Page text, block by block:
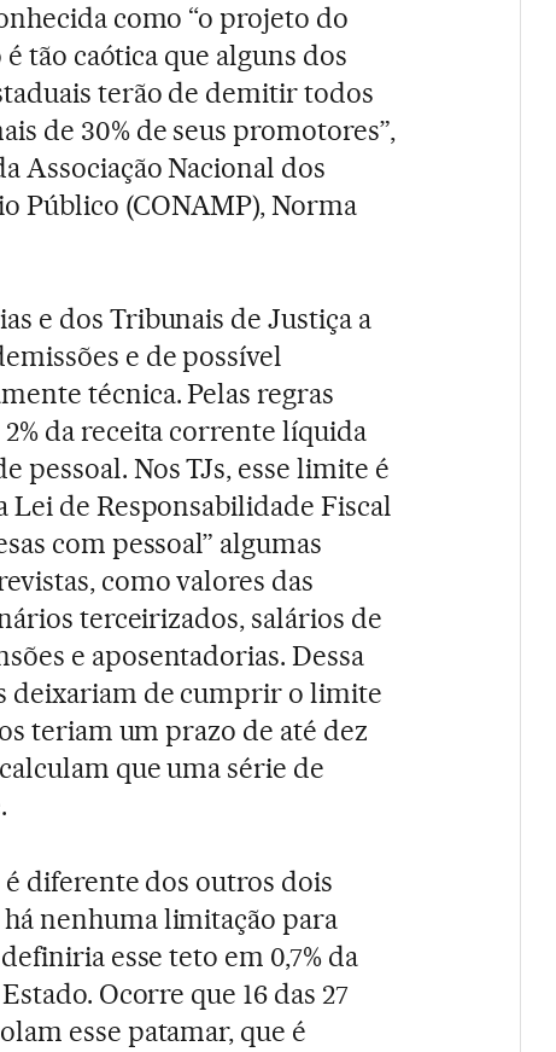
como “o projeto do
tão caótica que alguns dos
terão de demitir todos
de 30% de seus promotores”,
Associação Nacional dos
Público (CONAMP), Norma
e dos Tribunais de Justiça a
e de possível
técnica. Pelas regras
da receita corrente líquida
pessoal. Nos TJs, esse limite é
Lei de Responsabilidade Fiscal
com pessoal” algumas
como valores das
terceirizados, salários de
e aposentadorias. Dessa
deixariam de cumprir o limite
teriam um prazo de até dez
que uma série de
é diferente dos outros dois
nenhuma limitação para
esse teto em 0,7% da
Ocorre que 16 das 27
esse patamar, que é